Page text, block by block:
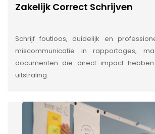
Zakelijk Correct Schrijven
Schrijf foutloos, duidelijk en
miscommunicatie in rapportages,
documenten die direct impact
uitstraling.